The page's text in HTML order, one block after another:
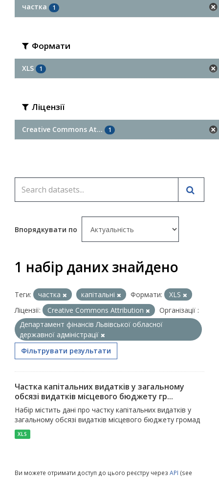
частка 1
Формати
XLS 1
Ліцензії
Creative Commons At... 1
Впорядкувати по
1 набір даних знайдено
Теги: частка капітальні Формати:
XLS
Ліцензії:
Creative Commons Attribution
Організації :
Департамент фінансів Львівської обласної
державної адміністрації
Фільтрувати результати
Частка капітальних видатків у загальному
обсязі видатків місцевого бюджету гр...
Набір містить дані про частку капітальних видатків у
загальному обсязі видатків місцевого бюджету громад
XLS
Ви можете отримати доступ до цього реєстру через API (see